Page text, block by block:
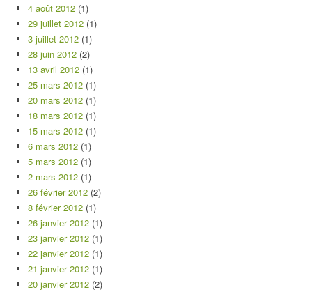
4 août 2012 (1)
29 juillet 2012 (1)
3 juillet 2012 (1)
28 juin 2012 (2)
13 avril 2012 (1)
25 mars 2012 (1)
20 mars 2012 (1)
18 mars 2012 (1)
15 mars 2012 (1)
6 mars 2012 (1)
5 mars 2012 (1)
2 mars 2012 (1)
26 février 2012 (2)
8 février 2012 (1)
26 janvier 2012 (1)
23 janvier 2012 (1)
22 janvier 2012 (1)
21 janvier 2012 (1)
20 janvier 2012 (2)